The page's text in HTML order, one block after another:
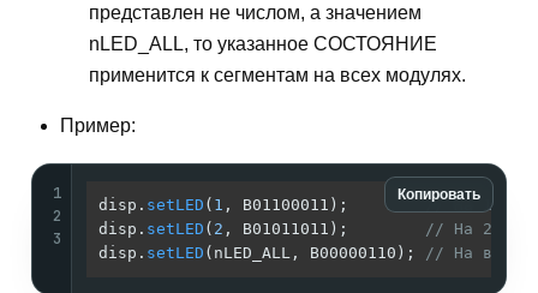
представлен не числом, а значением
nLED_ALL, то указанное СОСТОЯНИЕ
применится к сегментам на всех модулях.
Пример:
Копировать
1
2
3
disp. setLED ( 1 , B01100011); // На 1
disp. setLED ( 2 , B01011011);
// На 2
disp. setLED (nLED_ALL, B00000110); // На всех